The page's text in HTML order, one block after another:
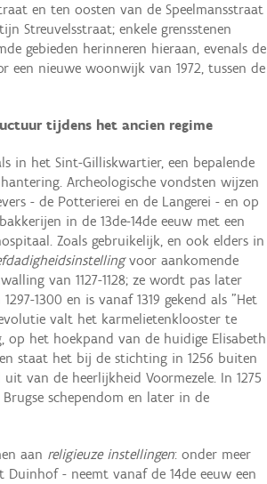
en ten oosten van de Speelmansstraat
Streuvelsstraat; enkele grensstenen
gebieden herinneren hieraan, evenals de
een nieuwe woonwijk van 1972, tussen de
tijdens het ancien regime
in het Sint-Gilliskwartier, een bepalende
Archeologische vondsten wijzen
- de Potterierei en de Langerei - en op
in de 13de-14de eeuw met een
Zoals gebruikelijk, en ook elders in
voor aankomende
van 1127-1128; ze wordt pas later
1300 en is vanaf 1319 gekend als "Het
valt het karmelietenklooster te
het hoekpand van de huidige Elisabeth
staat het bij de stichting in 1256 buiten
van de heerlijkheid Voormezele. In 1275
schependom en later in de
aan religieuze instellingen: onder meer
- neemt vanaf de 14de eeuw een